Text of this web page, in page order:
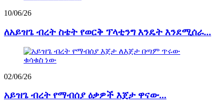
10/06/26
ለአይዝጌ ብረት ስቴት የወርቅ ፕላቲንግ እንዴት እንደሚሰራ...
02/06/26
አይዝጌ ብረት የማብሰያ ዕቃዎች እጀታ ዋናው...